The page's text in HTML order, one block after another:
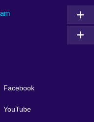
Facebook
YouTube